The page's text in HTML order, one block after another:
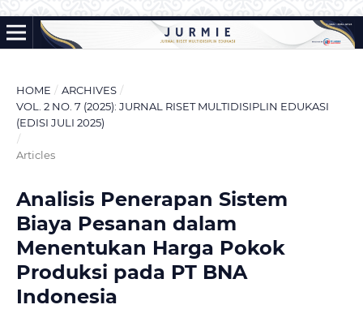
HOME / ARCHIVES /
VOL. 2 NO. 7 (2025): JURNAL RISET MULTIDISIPLIN EDUKASI
(EDISI JULI 2025)
/
Articles
Analisis Penerapan Sistem
Biaya Pesanan dalam
Menentukan Harga Pokok
Produksi pada PT BNA
Indonesia